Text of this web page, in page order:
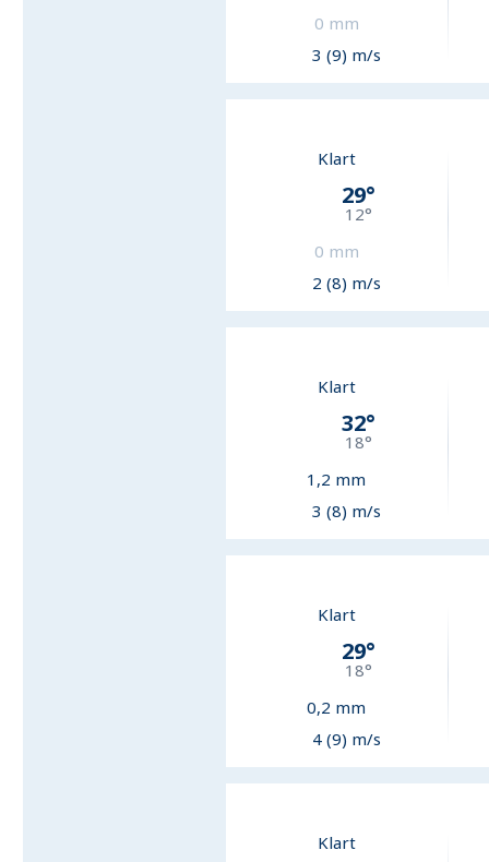
0 mm
3 (9) m/s
Klart
29°
12°
0 mm
2 (8) m/s
Klart
32°
18°
1,2 mm
3 (8) m/s
Klart
29°
18°
0,2 mm
4 (9) m/s
Klart